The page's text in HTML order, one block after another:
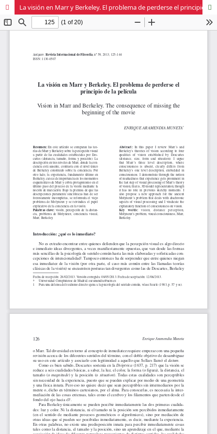
La visión en Marr y Berkeley. El problema de perderse el principio de la película